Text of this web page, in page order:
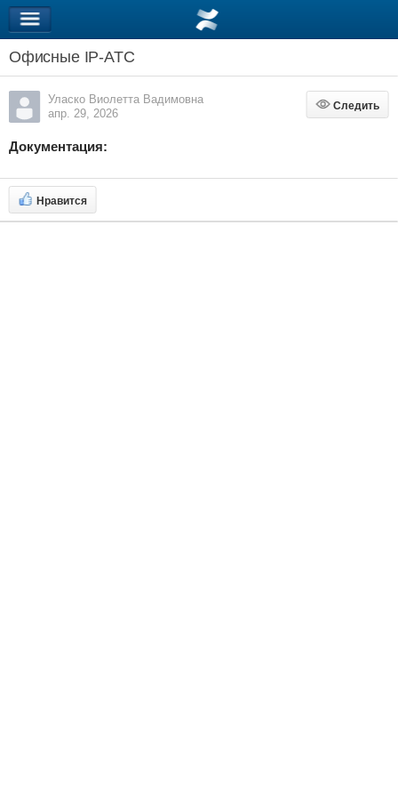
Офисные IP-АТС
Уласко Виолетта Вадимовна
апр. 29, 2026
Следить
Следить
Документация:
Нравится